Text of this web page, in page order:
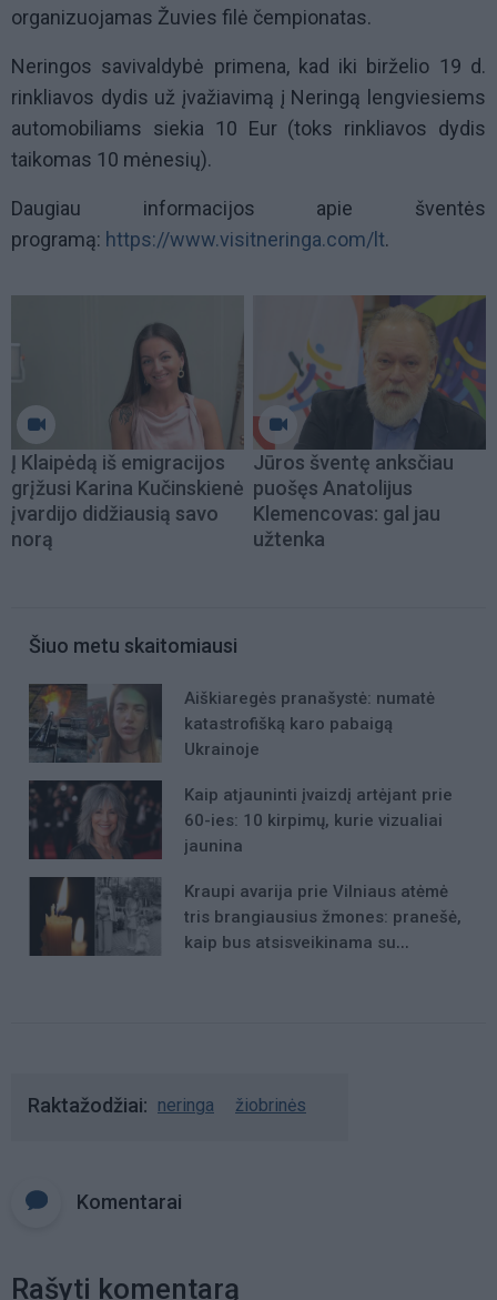
organizuojamas Žuvies filė čempionatas.
Neringos savivaldybė primena, kad iki birželio 19 d.
rinkliavos dydis už įvažiavimą į Neringą lengviesiems
automobiliams siekia 10 Eur (toks rinkliavos dydis
taikomas 10 mėnesių).
Daugiau informacijos apie šventės
programą: https://www.visitneringa.com/lt.
Į Klaipėdą iš emigracijos
grįžusi Karina Kučinskienė
įvardijo didžiausią savo
norą
Jūros šventę anksčiau
puošęs Anatolijus
Klemencovas: gal jau
užtenka
Šiuo metu skaitomiausi
Aiškiaregės pranašystė: numatė
katastrofišką karo pabaigą
Ukrainoje
Kaip atjauninti įvaizdį artėjant prie
60-ies: 10 kirpimų, kurie vizualiai
jaunina
Kraupi avarija prie Vilniaus atėmė
tris brangiausius žmones: pranešė,
kaip bus atsisveikinama su
Raktažodžiai neringa žiobrinės
Komentarai
Rašyti komentarą